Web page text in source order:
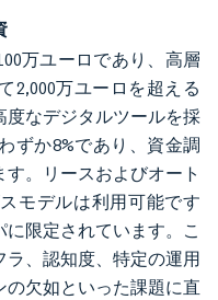
万ユーロであり、高層
2,000万ユーロを超える
度なデジタルツールを採
ずか8%であり、資金調
。リースおよびオート
モデルは利用可能です
限定されています。こ
、認知度、特定の運用
欠如といった課題に直